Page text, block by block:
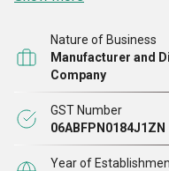
ग्राहक संतुष्टि और बाजार की अग्रणी
Nature of Business
Manufacturer and
Company
GST Number
06ABFPN0184J1ZN
Year of